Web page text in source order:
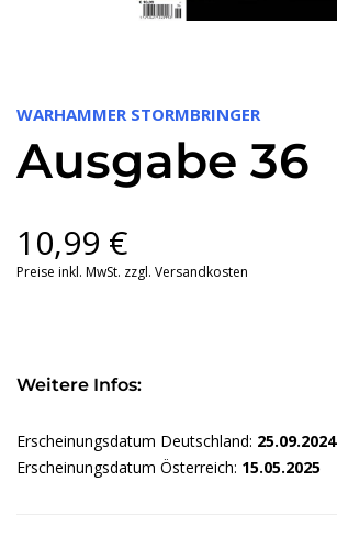
WARHAMMER STORMBRINGER
Ausgabe 36
10,99 €
Preise inkl. MwSt. zzgl. Versandkosten
Weitere Infos:
Erscheinungsdatum Deutschland: 25.09.2024
Erscheinungsdatum Österreich: 15.05.2025